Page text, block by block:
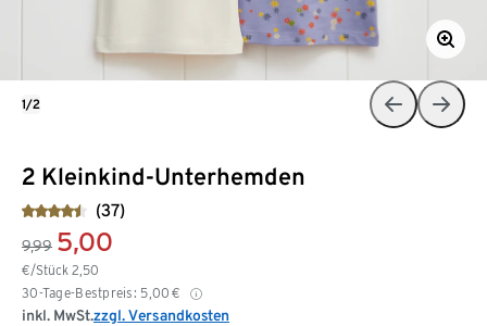
2 Kleinkind-Unterhemden
(37)
9,99 5,00
€/Stück 2,50
30-Tage-Bestpreis: 5,00 €
inkl. MwSt.zzgl. Versandkosten
1/2